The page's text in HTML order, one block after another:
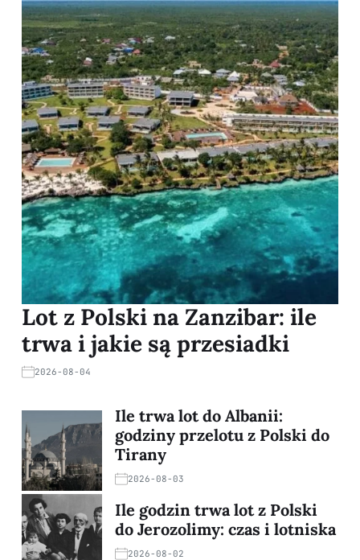
Lot z Polski na Zanzibar: ile
trwa i jakie są przesiadki
2026-08-04
Ile trwa lot do Albanii:
godziny przelotu z Polski do
Tirany
2026-08-03
Ile godzin trwa lot z Polski
do Jerozolimy: czas i lotniska
2026-08-02